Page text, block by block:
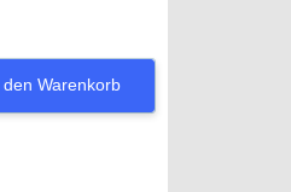
den Warenkorb